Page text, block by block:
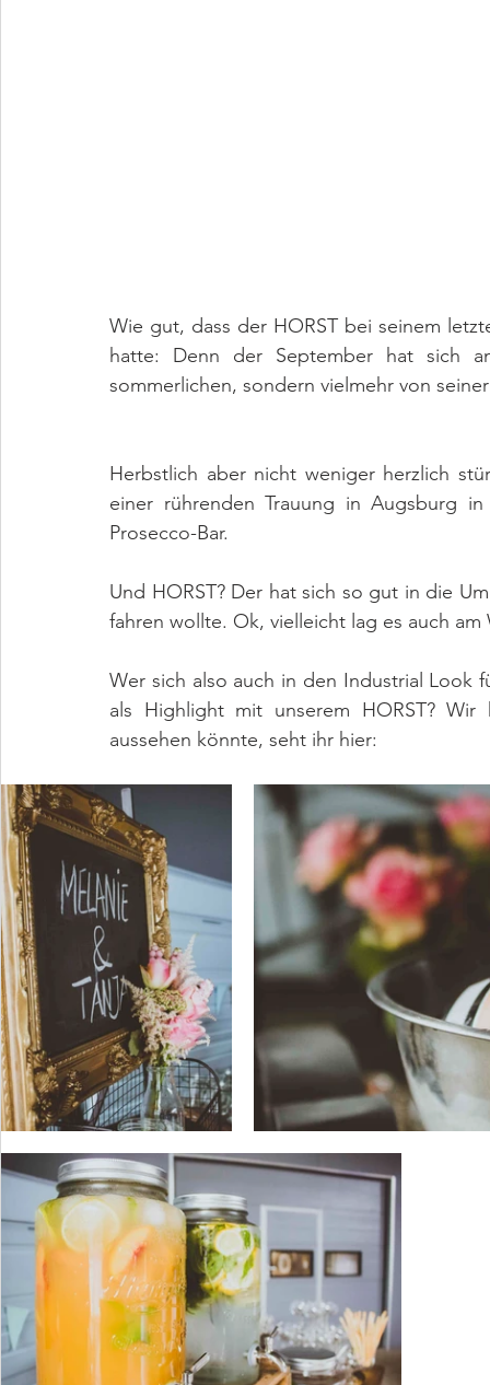
Wie gut, dass der HORST bei seinem
hatte: Denn der September hat sich
sommerlichen, sondern vielmehr von
Herbstlich aber nicht weniger herzlich
einer rührenden Trauung in Augsburg
Prosecco-Bar.
Und HORST? Der hat sich so gut in die
fahren wollte. Ok, vielleicht lag es auch
Wer sich also auch in den Industrial Look
als Highlight mit unserem HORST?
aussehen könnte, seht ihr hier: